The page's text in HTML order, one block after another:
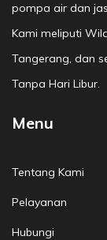
pompa air dan
Kami meliputi
Tangerang, dan
Tanpa Hari Libur.
Menu
Tentang Kami
Pelayanan
Hubungi